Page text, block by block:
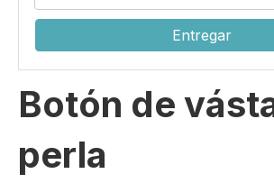
Entregar
Botón de
perla